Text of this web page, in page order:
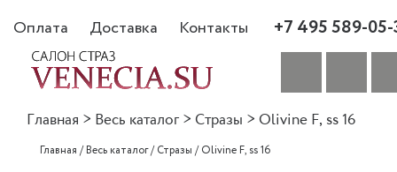
Оплата Доставка Контакты +7 495 589-
Главная > Весь каталог > Стразы > Olivine F, ss 16
Главная /Весь каталог/Стразы /Olivine F, ss 16